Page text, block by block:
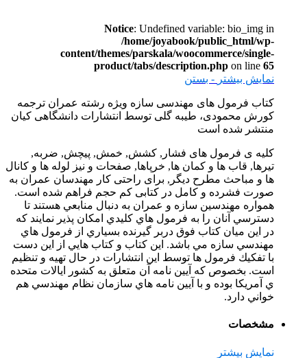
Notice: Undefined variable: bio_img in
/home/joyabook/public_html/wp-
content/themes/parskala/woocommerce/single-
product/tabs/description.php on line 65
نمایش بیشتر - بستن
کتاب فرمول های مهندسی سازه ویژه رشته عمران ترجمه
کورش محمودی، طیبه گلی توسط انتشارات دانشگاهی کیان
منتشر شده است
کلیه ی فرمول های فشار, کشش, خمش, پیچش, ضربه,
تیرها, قاب ها و کمان ها, خرپاها, صفحات و نیز لوله ها و کانال
ها و مباحث مطرح دیگر, برای راحتی کار مهندسان عمران به
صورت فشرده و کامل در کتابی کم حجم فراهم شده است.
همواره مهندسين سازه و عمران به دنبال منابعي هستند تا
دسترسي آنان را به فرمول هاي كليدي امكان پذير نمايند كه
در اين ميان كتاب فوق دربر گيرنده بسياري از فرمول هاي
مهندسي سازه مي باشد. اين كتاب و كتاب هايي از اين دست
با تفكيك فرمول ها توسط اين انتشارات در حال تهيه و تنظيم
است. بخصوص كه آيين نامه آن متعلق به كشور ايالات متحده
ي آمريكا بوده و با آيين نامه هاي سازمان نظام مهندسي هم
خواني دارد.
مشخصات
نمایش بیشتر